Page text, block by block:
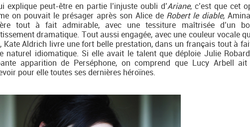
explique peut-être en partie l’injuste oubli d’Ariane, c’est que cet
on pouvait le présager après son Alice de Robert le diable,
tout à fait admirable, avec une tessiture maîtrisée d’un
dramatique. Tout aussi engagée, avec une couleur vocale
Kate Aldrich livre une fort belle prestation, dans un français tout à
naturel idiomatique. Si elle avait le talent que déploie Julie
apparition de Perséphone, on comprend que Lucy Arbell
pour elle toutes ses dernières héroïnes.